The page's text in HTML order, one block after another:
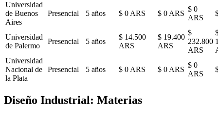
Universidad
de Buenos
Aires
Presencial 5 años $ 0 ARS $ 0 ARS
$ 0
ARS
Universidad
de Palermo
Presencial 5 años
$ 14.500
ARS
$ 19.400
ARS
$
232.800
ARS
Universidad
Nacional de
la Plata
Presencial 5 años $ 0 ARS $ 0 ARS
$ 0
ARS
Diseño Industrial: Materias